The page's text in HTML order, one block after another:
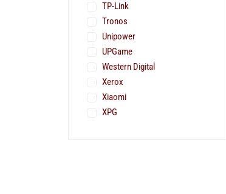
TP-Link
Tronos
Unipower
UPGame
Western Digital
Xerox
Xiaomi
XPG